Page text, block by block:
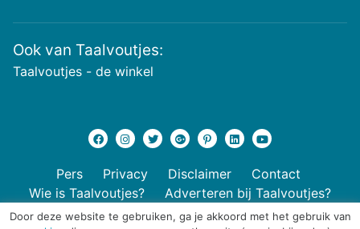
Ook van Taalvoutjes:
Taalvoutjes - de winkel
Pers Privacy Disclaimer
Contact
Wie is Taalvoutjes?
Adverteren bij Taalvoutjes?
Door deze website te gebruiken, ga je akkoord met het gebruik van